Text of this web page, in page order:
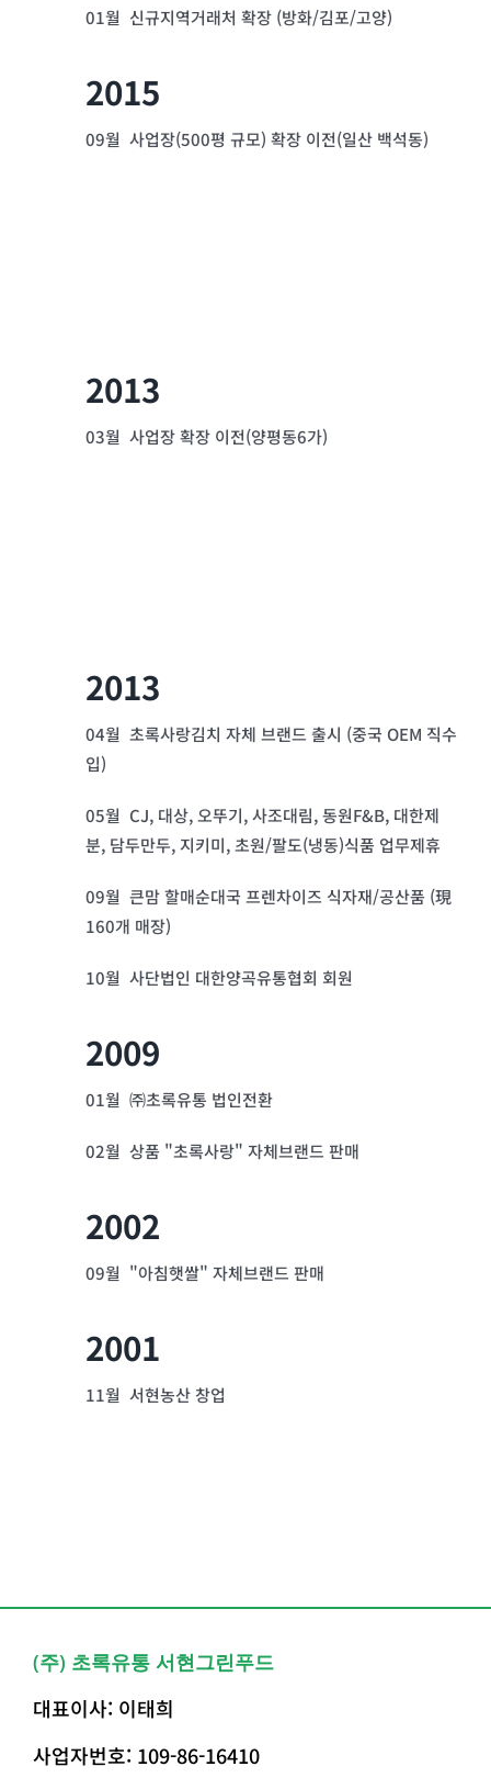
01월 신규지역거래처 확장 (방화/김포/고양)
2015
09월 사업장(500평 규모) 확장 이전(일산 백석동)
2013
03월 사업장 확장 이전(양평동6가)
2013
04월 초록사랑김치 자체 브랜드 출시 (중국 OEM 직수
입)
05월 CJ, 대상, 오뚜기, 사조대림, 동원F&B, 대한제
분, 담두만두, 지키미, 초원/팔도(냉동)식품 업무제휴
09월 큰맘 할매순대국 프렌차이즈 식자재/공산품 (現
160개 매장)
10월 사단법인 대한양곡유통협회 회원
2009
01월 ㈜초록유통 법인전환
02월 상품 "초록사랑" 자체브랜드 판매
2002
09월 "아침햇쌀" 자체브랜드 판매
2001
11월 서현농산 창업
(주) 초록유통 서현그린푸드
대표이사: 이태희
사업자번호: 109-86-16410